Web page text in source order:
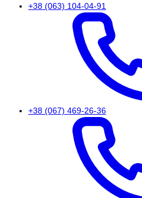
+38 (063) 104-04-91
+38 (067) 469-26-36